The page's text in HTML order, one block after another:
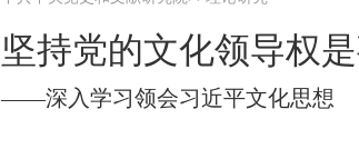
坚持党的文化领导权
——深入学习领会习近平文化思想